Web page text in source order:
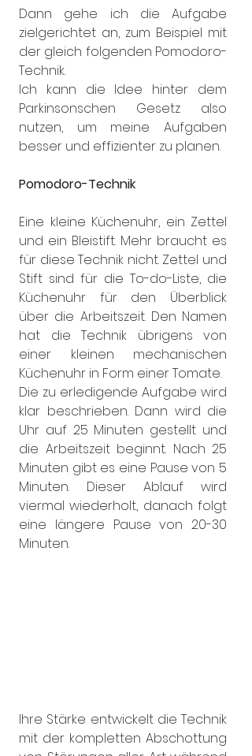
Dann gehe ich die Aufgabe
zielgerichtet an, zum Beispiel mit
der gleich folgenden Pomodoro-
Technik.
Ich kann die Idee hinter dem
Parkinsonschen Gesetz also
nutzen, um meine Aufgaben
besser und effizienter zu planen.
Pomodoro-Technik
Eine kleine Küchenuhr, ein Zettel
und ein Bleistift. Mehr braucht es
für diese Technik nicht. Zettel und
Stift sind für die To-do-Liste, die
Küchenuhr für den Überblick
über die Arbeitszeit. Den Namen
hat die Technik übrigens von
einer kleinen mechanischen
Küchenuhr in Form einer Tomate.
Die zu erledigende Aufgabe wird
klar beschrieben. Dann wird die
Uhr auf 25 Minuten gestellt und
die Arbeitszeit beginnt. Nach 25
Minuten gibt es eine Pause von 5
Minuten. Dieser Ablauf wird
viermal wiederholt, danach folgt
eine längere Pause von 20-30
Minuten.
Ihre Stärke entwickelt die Technik
mit der kompletten Abschottung